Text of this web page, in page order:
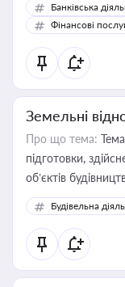
Банківська
Фінансові
Земельні
Про що тема:
підготовки,
об’єктів
Будівельна